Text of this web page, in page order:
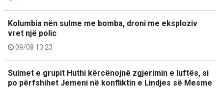
Kolumbia nën sulme me bomba, droni me eksploziv
vret një polic
09/08 13:23
Sulmet e grupit Huthi kërcënojnë zgjerimin e luftës, si
po përfshihet Jemeni në konfliktin e Lindjes së Mesme